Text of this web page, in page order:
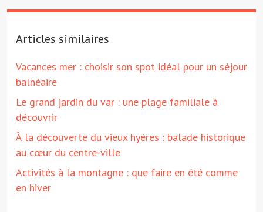
Articles similaires
Vacances mer : choisir son spot idéal pour un séjour
balnéaire
Le grand jardin du var : une plage familiale à
découvrir
À la découverte du vieux hyères : balade historique
au cœur du centre-ville
Activités à la montagne : que faire en été comme
en hiver